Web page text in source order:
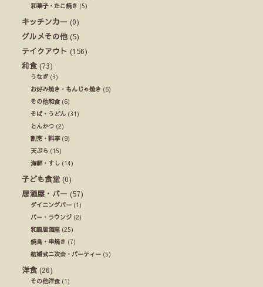
和菓子・たこ焼き (5)
キッチンカー (0)
グルメその他 (5)
テイクアウト (156)
和食 (73)
うなぎ(3)
お好み焼き・もんじゃ焼き (6)
その他和食(6)
そば・うどん (31)
とんかつ (2)
割烹・料亭(9)
天ぷら (15)
海鮮・すし (14)
子ども食堂 (0)
居酒屋・バー (57)
ダイニングバー (1)
バー・ラウンジ (2)
和風居酒屋 (25)
焼鳥・串焼き (7)
結婚式ニ次会・パーティー (5)
洋食 (26)
その他洋食(1)